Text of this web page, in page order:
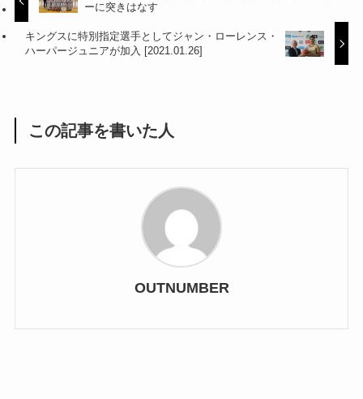
ーに突きはなす
キングスに特別指定選手としてジャン・ローレンス・
ハーパージュニアが加入 [2021.01.26]
この記事を書いた人
OUTNUMBER